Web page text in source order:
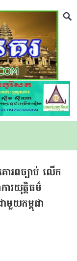
ោរពច្បាប់ លើក
ារយុត្តិធម៌
មួយកម្ពុជា